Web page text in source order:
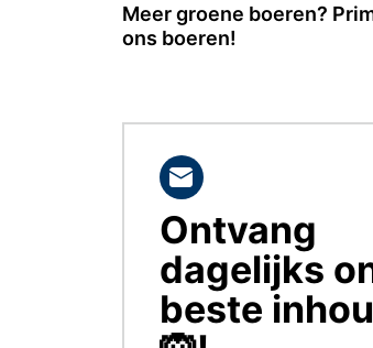
Meer groene boeren?
ons boeren!
BLIJF
OP
DE
HOOGTE!
Ontvang
dagelijks
beste